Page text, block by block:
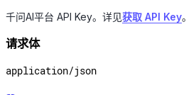
千问AI平台 API Key。详见获取 API Key。
请求体
application/json